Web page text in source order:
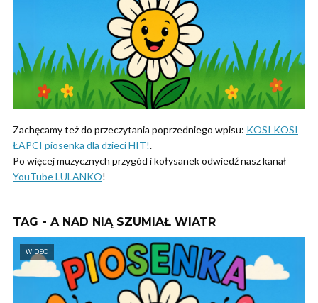
Zachęcamy też do przeczytania poprzedniego wpisu: KOSI KOSI
ŁAPCI piosenka dla dzieci HIT!.
Po więcej muzycznych przygód i kołysanek odwiedź nasz kanał
YouTube LULANKO!
TAG - A NAD NIĄ SZUMIAŁ WIATR
WIDEO